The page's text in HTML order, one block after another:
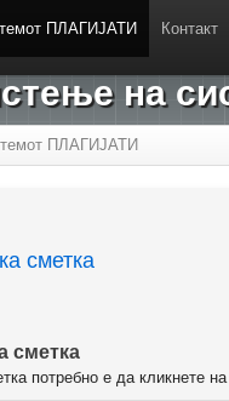
ПЛАГИЈАТИ Контакт
на
ПЛАГИЈАТИ
сметка
сметка
потребно е да кликнете на